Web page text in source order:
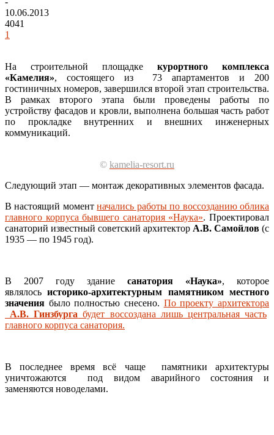
10.06.2013
4041
1
На строительной площадке курортного комплекса
«Камелия», состоящего из 73 апартаментов и 200
гостиничных номеров, завершился второй этап строительства.
В рамках второго этапа были проведены работы по
устройству фасадов и кровли, выполнена большая часть работ
по прокладке внутренних и внешних инженерных
коммуникаций.
© kamelia-resort.ru
Следующий этап — монтаж декоративных элементов фасада.
В настоящий моментначались работы по воссозданию облика
главного корпуса бывшего санатория «Наука». Проектировал
санаторий известный советский архитектор А.В. Самойлов (с
1935 — по 1945 год).
В 2007 году здание санатория «Наука», которое
являлосьисторико-архитектурным памятником местного
значения было полностью снесено. По проекту архитектора
А.В. Гинзбурга будет воссоздана лишь центральная часть
главного корпуса санатория.
В последнее время всё чаще памятники архитектуры
уничтожаются под видом аварийного состояния и
заменяются новоделами.